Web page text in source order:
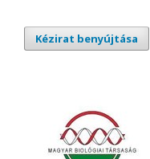
Kézirat benyújtása